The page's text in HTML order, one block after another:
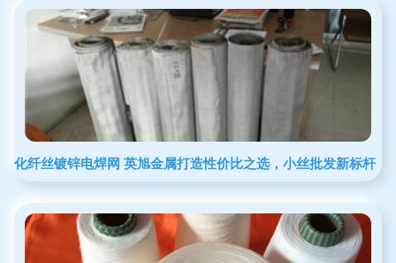
化纤丝镀锌电焊网 英旭金属打造性价比之选，小丝批发新标杆